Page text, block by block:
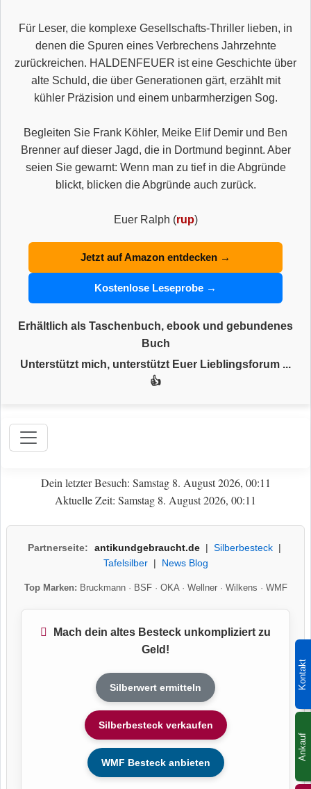
Kontakt
Ankauf
Für Leser, die komplexe Gesellschafts-Thriller lieben, in
denen die Spuren eines Verbrechens Jahrzehnte
zurückreichen. HALDENFEUER ist eine Geschichte über
alte Schuld, die über Generationen gärt, erzählt mit
kühler Präzision und einem unbarmherzigen Sog.
Begleiten Sie Frank Köhler, Meike Elif Demir und Ben
Brenner auf dieser Jagd, die in Dortmund beginnt. Aber
seien Sie gewarnt: Wenn man zu tief in die Abgründe
blickt, blicken die Abgründe auch zurück.
Euer Ralph (rup)
Jetzt auf Amazon entdecken →
Kostenlose Leseprobe →
Erhältlich als Taschenbuch, ebook und gebundenes
Buch
Unterstützt mich, unterstützt Euer Lieblingsforum ...
👍
Dein letzter Besuch: Samstag 8. August 2026, 00:11
Aktuelle Zeit: Samstag 8. August 2026, 00:11
Partnerseite: antikundgebraucht.de| Silberbesteck|
Tafelsilber| News Blog
Top Marken: Bruckmann· BSF· OKA· Wellner· Wilkens · WMF
Mach dein altes Besteck unkompliziert zu
Geld!
Silberwert ermitteln
Silberbesteck verkaufen
WMF Besteck anbieten